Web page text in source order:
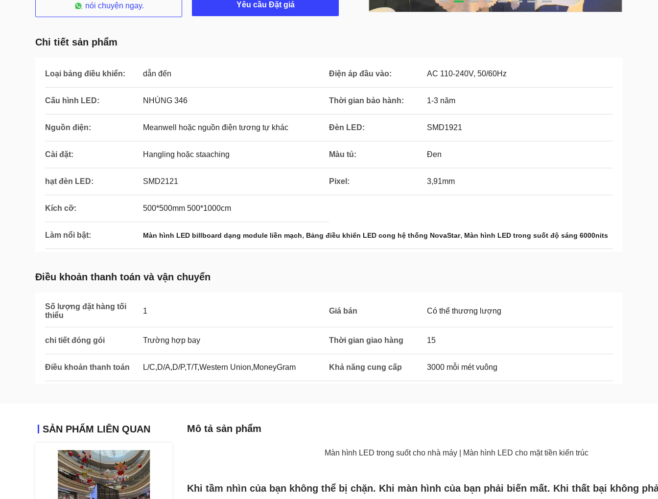
nói chuyện ngay. Yêu cầu Đặt giá
Chi tiết sản phẩm
Loại bảng điều khiển: dẫn đến Điện áp đầu vào: AC 110-240V, 50/60Hz
Cấu hình LED: NHÚNG 346 Thời gian bảo hành: 1-3 năm
Nguồn điện: Meanwell hoặc nguồn điện tương tự khác Đèn LED: SMD1921
Cài đặt: Hangling hoặc staaching Màu tủ: Đen
hạt đèn LED: SMD2121 Pixel: 3,91mm
Kích cỡ: 500*500mm 500*1000cm
Làm nổi bật: Màn hình LED billboard dạng module liền mạch, Bảng điều khiển LED cong hệ thống NovaStar, Màn hình LED trong suốt độ sáng 6000nits
Điều khoản thanh toán và vận chuyển
Số lượng đặt hàng tối
thiểu
1 Giá bán Có thể thương lượng
chi tiết đóng gói Trường hợp bay Thời gian giao hàng 15
Điều khoản thanh toán L/C,D/A,D/P,T/T,Western Union,MoneyGram Khả năng cung cấp 3000 mỗi mét vuông
SẢN PHẨM LIÊN QUAN Mô tả sản phẩm
Màn hình LED trong suốt cho nhà máy | Màn hình LED cho mặt tiền kiến trúc
Khi tầm nhìn của bạn không thể bị chặn. Khi màn hình của bạn phải biến mất. Khi thất bại không